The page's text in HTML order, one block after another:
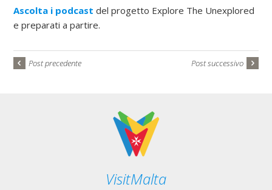
Ascolta i podcast del progetto Explore The Unexplored
e preparati a partire.
Post precedente Post successivo
VisitMalta